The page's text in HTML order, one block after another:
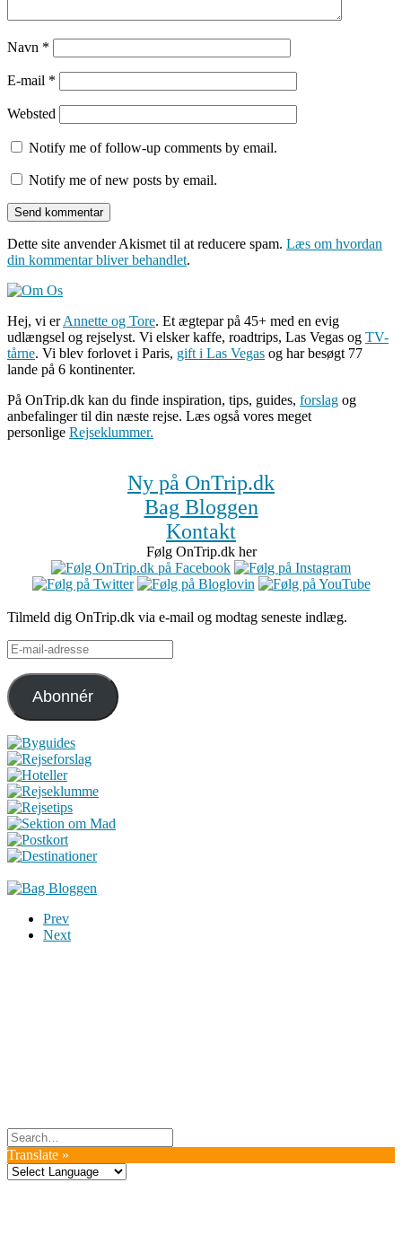
Navn *
E-mail *
Websted
Notify me of follow-up comments by email.
Notify me of new posts by email.
Dette site anvender Akismet til at reducere spam. Læs om hvordan
din kommentar bliver behandlet.
Hej, vi erAnnette og Tore. Et ægtepar på 45+ med en evig
udlængsel og rejselyst. Vi elsker kaffe, roadtrips, Las Vegas og TV-
tårne. Vi blev forlovet i Paris, gift i Las Vegas og har besøgt 77
lande på 6 kontinenter.
På OnTrip.dk kan du finde inspiration, tips, guides, forslag og
anbefalinger til din næste rejse. Læs også vores meget
personlige Rejseklummer.
Ny på OnTrip.dk
Bag Bloggen
Kontakt
Følg OnTrip.dk her
Tilmeld dig OnTrip.dk via e-mail og modtag seneste indlæg.
E-
mail-
adresse
Abonnér
Prev
Next
Translate »